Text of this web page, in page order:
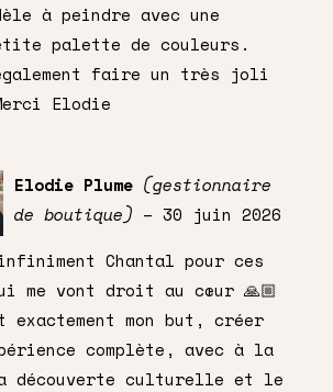
à peindre avec une
palette de couleurs.
faire un très joli
Elodie
Elodie Plume (gestionnaire
de boutique) – 30 juin 2026
Chantal pour ces
me vont droit au cœur 🙏🏼
exactement mon but, créer
complète, avec à la
découverte culturelle et le